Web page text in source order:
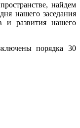
найдем
нашего заседания
и развития нашего
порядка 30